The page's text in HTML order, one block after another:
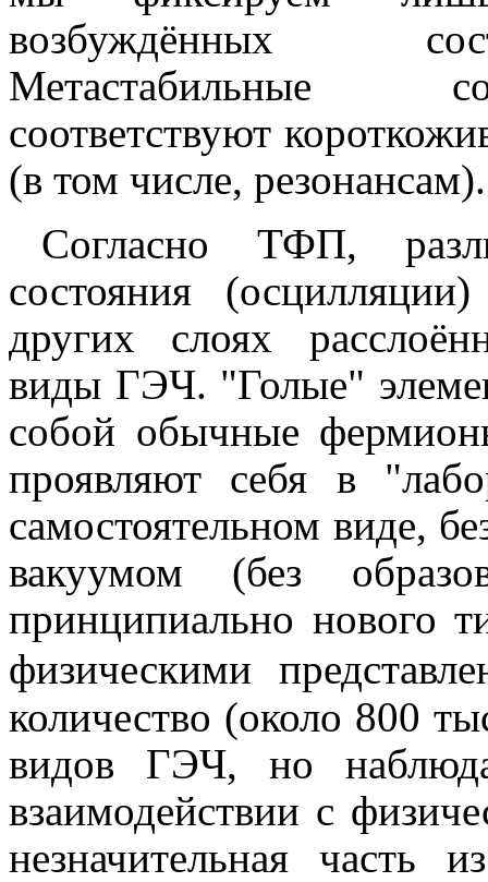
возбуждённых
Метастабильные
соответствуют
(в том числе, резонансам).
Согласно ТФП,
состояния
других слоях
виды ГЭЧ. "Голые"
собой обычные
проявляют себя в
самостоятельном виде,
вакуумом (без
принципиально нового
физическими
количество (около 800
видов ГЭЧ, но
взаимодействии с
незначительная